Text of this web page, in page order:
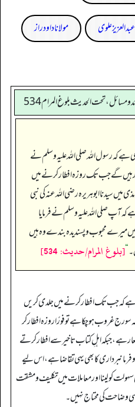
العزیز علوی مولانا داود راز
مسائل، تحت الحديث بلوغ المرام 534
کہ رسول اللہ صلی اللہ علیہ وسلم نے
گے جب تک روزہ افطار کرنے میں
میں سیدنا ابوہریرہ رضی اللہ عنہ کی نبی
آپ صلی اللہ علیہ وسلم نے فرمایا
میرے محبوب و پسندیدہ بندے وہ ہیں
“[بلوغ المرام/حدیث: 534]
ہے کہ جب تک افطار کرنے میں جلدی کریں
غروب ہو چکا ہے تو فورًا روزہ افطار کر
ہے، جبکہ اہلِ کتاب تاخیر سے افطار کرتے
کا بھی یہی تقاضا ہے، اس لیے
سہولت کو لینا اور معاملات میں تکلیف و مشقت
وضاحت کی محتاج نہیں۔